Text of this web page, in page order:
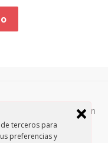
terceros para
preferencias y
de esta página están
Attribution-
de privacidad